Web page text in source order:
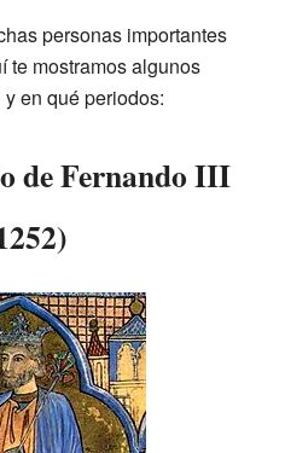
personas importantes
te mostramos algunos
en qué periodos:
de Fernando III